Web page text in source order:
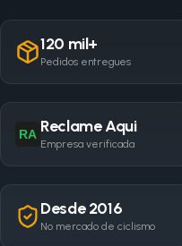
120 mil+
Pedidos entregues
RA Reclame Aqui
Empresa verificada
Desde 2016
No mercado de ciclismo